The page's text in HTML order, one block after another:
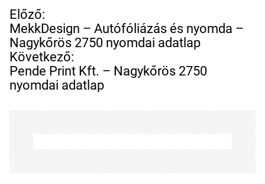
B
e
j
e
g
y
z
é
s
n
a
v
Előző:
MekkDesign – Autófóliázás és nyomda –
Nagykőrös 2750 nyomdai adatlap
Következő:
Pende Print Kft. – Nagykőrös 2750
nyomdai adatlap